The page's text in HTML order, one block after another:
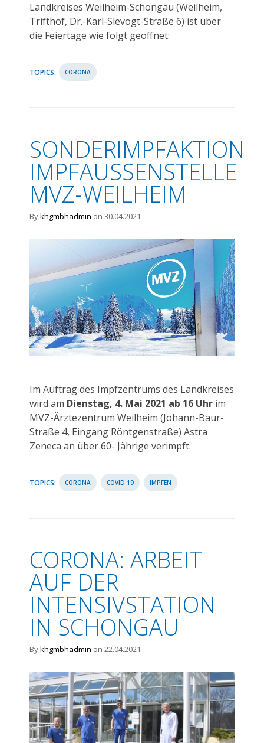
Landkreises Weilheim-Schongau (Weilheim,
Trifthof, Dr.-Karl-Slevogt-Straße 6) ist über
die Feiertage wie folgt geöffnet:
TOPICS: CORONA
SONDERIMPFAKTION
IMPFAUSSENSTELLE M
VZ-WEILHEIM
Bykhgmbhadmin on 30.04.2021
Im Auftrag des Impfzentrums des Landkreises
wird am Dienstag, 4. Mai 2021 ab 16 Uhr im
MVZ-Ärztezentrum Weilheim (Johann-Baur-
Straße 4, Eingang Röntgenstraße) Astra
Zeneca an über 60- Jährige verimpft.
TOPICS: CORONA COVID 19 IMPFEN
CORONA: ARBEIT
AUF DER
INTENSIVSTATION
IN SCHONGAU
Bykhgmbhadmin on 22.04.2021